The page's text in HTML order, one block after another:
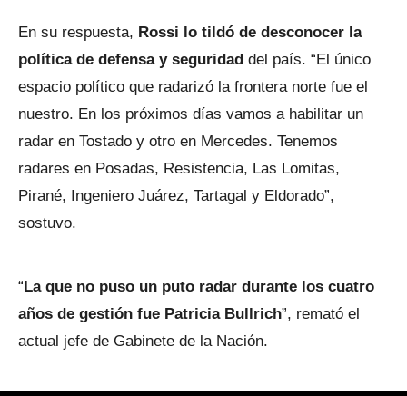
En su respuesta, Rossi lo tildó de desconocer la
política de defensa y seguridad del país. “El único
espacio político que radarizó la frontera norte fue el
nuestro. En los próximos días vamos a habilitar un
radar en Tostado y otro en Mercedes. Tenemos
radares en Posadas, Resistencia, Las Lomitas,
Pirané, Ingeniero Juárez, Tartagal y Eldorado”,
sostuvo.
“La que no puso un puto radar durante los cuatro
años de gestión fue Patricia Bullrich”, remató el
actual jefe de Gabinete de la Nación.